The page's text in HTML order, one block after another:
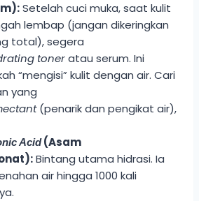
Setelah cuci muka, saat kulit
lembap (jangan dikeringkan
total), segera
toneratau serum. Ini
“mengisi” kulit dengan air. Cari
yang
(penarik dan pengikat air),
Acid(Asam
Bintang utama hidrasi. Ia
air hingga 1000 kali